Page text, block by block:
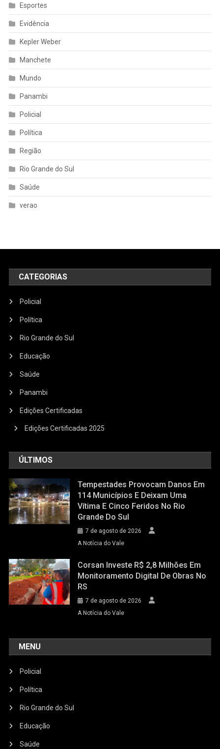
Esportes
Evidência
Kepler Weber
Manchete
Mundo
Panambi
Policial
Política
Região
Rio Grande do Sul
Saúde
verao
CATEGORIAS
Policial
Política
Rio Grande do Sul
Educação
Saúde
Panambi
Edições Certificadas
Edições Certificadas 2025
ÚLTIMOS
Tempestades Provocam Danos Em
114 Municípios E Deixam Uma
Vítima E Cinco Feridos No Rio
Grande Do Sul
7 de agosto de 2026
A Notícia do Vale
Corsan Investe R$ 2,8 Milhões Em
Monitoramento Digital De Obras No
RS
7 de agosto de 2026
A Notícia do Vale
MENU
Policial
Política
Rio Grande do Sul
Educação
Saúde